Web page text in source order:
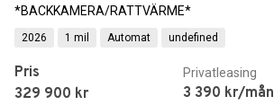
*BACKKAMERA/RATTVÄRME*
2026 1 mil Automat undefined
Pris
329 900 kr
Privatleasing
3 390 kr/mån